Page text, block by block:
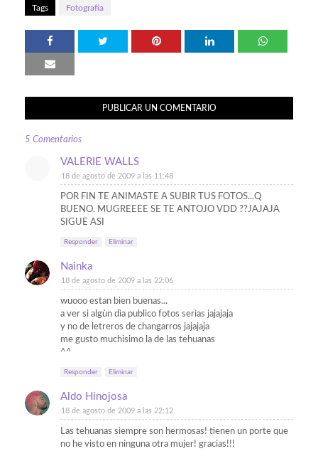
Tags Fotografía
PUBLICAR UN COMENTARIO
5 Comentarios
VALERIE WALLS
18 de agosto de 2009 a las 11:48
POR FIN TE ANIMASTE A SUBIR TUS FOTOS...Q
BUENO. MUGREEEE SE TE ANTOJO VDD ??JAJAJA
SIGUE ASI
Responder Eliminar
Nainka
18 de agosto de 2009 a las 22:06
wuooo estan bien buenas...
a ver si algùn dìa publico fotos serìas jajajaja
y no de letreros de changarros jajajaja
me gusto muchisimo la de las tehuanas
^^
Responder Eliminar
Aldo Hinojosa
18 de agosto de 2009 a las 22:12
Las tehuanas siempre son hermosas! tienen un porte que
no he visto en ninguna otra mujer! gracias!!!